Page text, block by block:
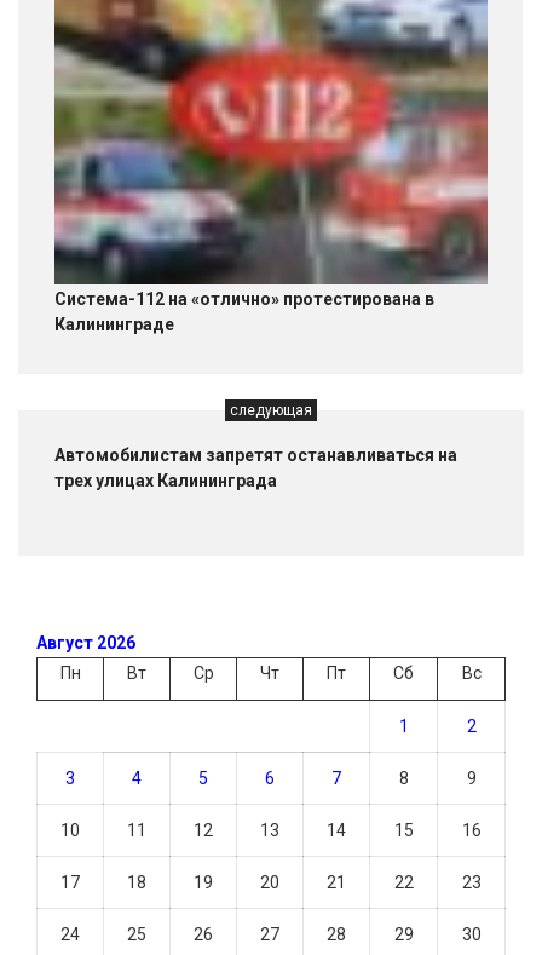
Система-112 на «отлично» протестирована в
Калининграде
следующая
Автомобилистам запретят останавливаться на
трех улицах Калининграда
Август 2026
Пн
Вт Ср Чт Пт Сб Вс
1 2
3 4 5 6 7 8 9
10 11 12 13 14 15 16
17 18 19 20 21 22 23
24 25 26 27 28 29 30